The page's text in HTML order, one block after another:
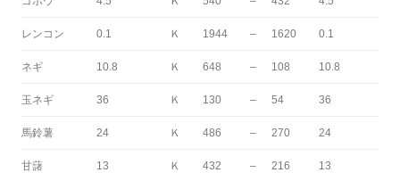
レンコン 0.1 Ｋ 1944 – 1620 0.1
ネギ 10.8 Ｋ 648 – 108 10.8
玉ネギ 36 Ｋ 130 – 54 36
馬鈴薯 24 Ｋ 486 – 270 24
甘藷 13 Ｋ 432 – 216 13